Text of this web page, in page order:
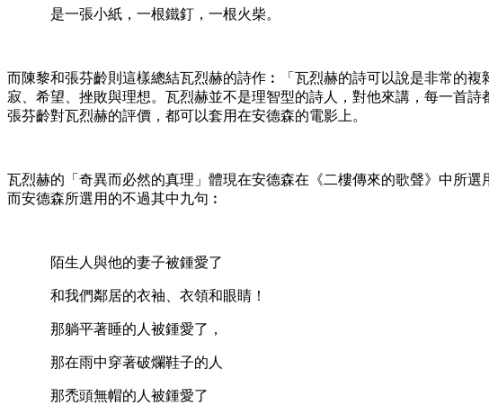
是一張小紙，一根鐵釘，一根火柴。
而陳黎和張芬齡則這樣總結瓦烈赫的詩作︰「瓦烈赫的詩可以說是非常的
寂、希望、挫敗與理想。瓦烈赫並不是理智型的詩人，對他來講，每一首
張芬齡對瓦烈赫的評價，都可以套用在安德森的電影上。
瓦烈赫的「奇異而必然的真理」體現在安德森在《二樓傳來的歌聲》中所選
而安德森所選用的不過其中九句︰
陌生人與他的妻子被鍾愛了
和我們鄰居的衣袖、衣領和眼睛！
那躺平著睡的人被鍾愛了，
那在雨中穿著破爛鞋子的人
那禿頭無帽的人被鍾愛了